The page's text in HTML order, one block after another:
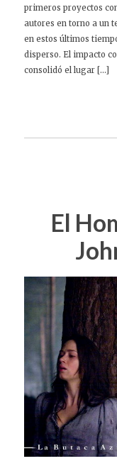
primeros proyectos
autores en torno a un
en estos últimos
disperso. El impacto
consolidó el lugar […]
El